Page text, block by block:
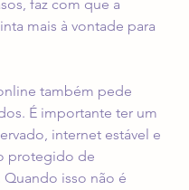
faz com que a
mais à vontade para
também pede
É importante ter um
internet estável e
protegido de
isso não é